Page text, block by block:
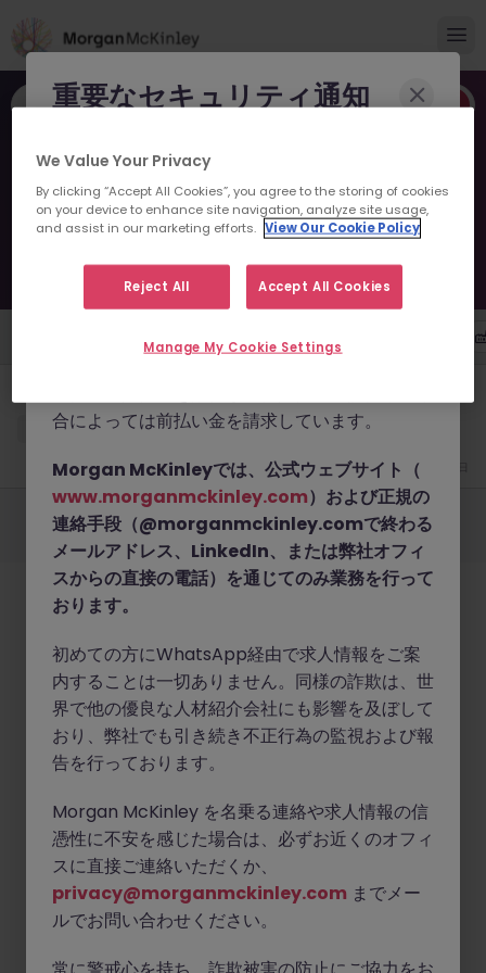
職種やキーワードなど
横浜の人事新着求人
横浜の人事新着求人をお探しならMorgan McKinley。自分に合った仕
事を見つけて、キャリアを次のステージへ。独占案件・非公開案件も多
1件の求人があります
横浜 正社員 800万～1,100万円
採用企業様新着求人最新トピックス当社について法務クッキーの設定
2026 Morgan McKinley
重要なセキュリティ通知
Morgan McKinleyのブランドやコンサルタント
になりすまし、求職者を詐欺に巻き込もうとする
事例が報告されています。
これらの詐欺行為では偽のウェブサイトやドメイ
morganmckinleyjob.com、
morganmckinleyhire.com）を使用し、虚偽の
ソーシャルメディアプロフィールを作成した上
合によっては前払い金を請求しています。
Morgan McKinleyでは、公式ウェブサイト（
www.morganmckinley.com）および正規の
連絡手段（@morganmckinley.comで終わる
メールアドレス、LinkedIn、または弊社オフィ
スからの直接の電話）を通じてのみ業務を行って
おります。
初めての方にWhatsApp経由で求人情報をご案
内することは一切ありません。同様の詐欺は、世
界で他の優良な人材紹介会社にも影響を及ぼして
おり、弊社でも引き続き不正行為の監視および報
告を行っております。
Morgan McKinley を名乗る連絡や求人情報の信
憑性に不安を感じた場合は、必ずお近くのオフィ
スに直接ご連絡いただくか、
privacy@morganmckinley.com までメー
ルでお問い合わせください。
We Value Your Privacy
By clicking “Accept All Cookies”, you agree to the storing of cookies
on your device to enhance site navigation, analyze site usage,
and assist in our marketing efforts. View Our Cookie Policy
Reject All Accept All Cookies
Manage My Cookie Settings